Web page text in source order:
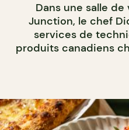
Dans une salle
Junction, le chef
services de
produits canadiens